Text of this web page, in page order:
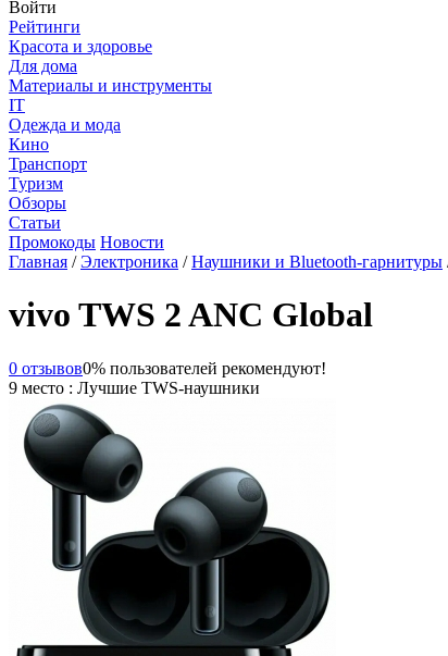
Войти
Рейтинги
Красота и здоровье
Для дома
Материалы и инструменты
IT
Одежда и мода
Кино
Транспорт
Туризм
Обзоры
Статьи
Промокоды Новости
Главная /Электроника /Наушники и Bluetooth-гарнитуры
vivo TWS 2 ANC Global
0 отзывов0% пользователей рекомендуют!
9 место : Лучшие TWS-наушники